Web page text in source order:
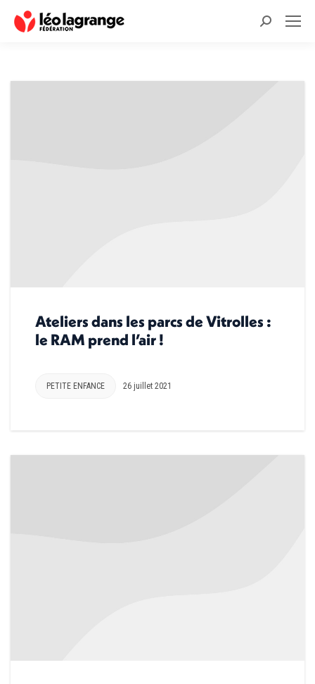
Recherche
Ateliers dans les parcs de Vitrolles :
le RAM prend l’air !
PETITE ENFANCE 26 juillet 2021